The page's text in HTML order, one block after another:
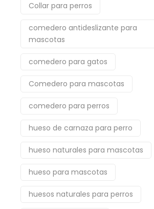
Collar para perros
comedero antideslizante para
mascotas
comedero para gatos
Comedero para mascotas
comedero para perros
hueso de carnaza para perro
hueso naturales para mascotas
hueso para mascotas
huesos naturales para perros